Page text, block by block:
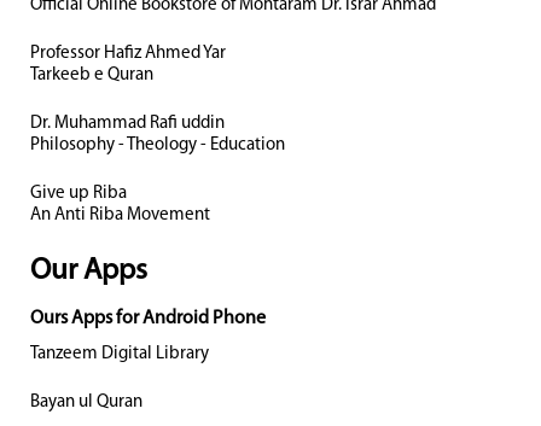
Official Online Bookstore of Mohtaram Dr. Israr Ahmad
Professor Hafiz Ahmed Yar
Tarkeeb e Quran
Dr. Muhammad Rafi uddin
Philosophy - Theology - Education
Give up Riba
An Anti Riba Movement
Our Apps
Ours Apps for Android Phone
Tanzeem Digital Library
Bayan ul Quran